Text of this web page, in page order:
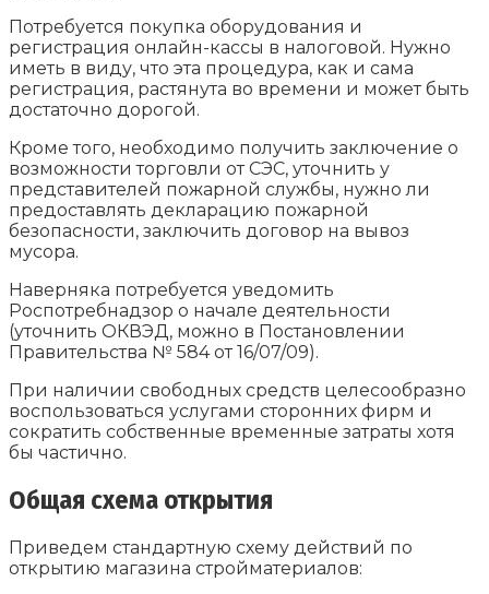
Потребуется покупка оборудования и
регистрация онлайн-кассы в налоговой. Нужно
иметь в виду, что эта процедура, как и сама
регистрация, растянута во времени и может быть
достаточно дорогой.
Кроме того, необходимо получить заключение о
возможности торговли от СЭС, уточнить у
представителей пожарной службы, нужно ли
предоставлять декларацию пожарной
безопасности, заключить договор на вывоз
мусора.
Наверняка потребуется уведомить
Роспотребнадзор о начале деятельности
(уточнить ОКВЭД, можно в Постановлении
Правительства № 584 от 16/07/09).
При наличии свободных средств целесообразно
воспользоваться услугами сторонних фирм и
сократить собственные временные затраты хотя
бы частично.
Общая схема открытия
Приведем стандартную схему действий по
открытию магазина стройматериалов: